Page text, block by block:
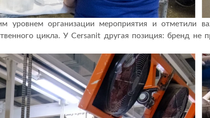
уровнем организации мероприятия и отметили
цикла. У Cersanit другая позиция: бренд не